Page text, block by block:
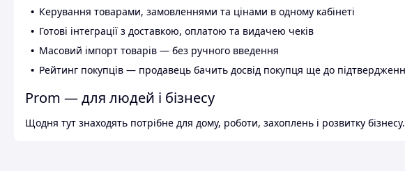
Керування товарами, замовленнями та цінами в одному кабінеті
Готові інтеграції з доставкою, оплатою та видачею чеків
Масовий імпорт товарів — без ручного введення
Рейтинг покупців — продавець бачить досвід покупця ще до
Prom — для людей і бізнесу
Щодня тут знаходять потрібне для дому, роботи, захоплень і розвитку